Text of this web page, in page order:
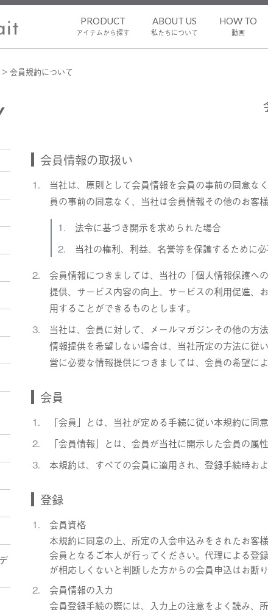
PRODUCT
アイテムから探す
ABOUT US
私たちについて
HOW TO
動画
会員規約について
会員情報の取扱い
当社は、原則として会員情報を会員の事前の同意な
員の事前の同意なく、当社は会員情報その他のお客
法令に基づき開示を求められた場合
当社の権利、利益、名誉等を保護するために
会員情報につきましては、当社の「個人情報保護へ
提供、サービス内容の向上、サービスの利用促進、
用することができるものとします。
当社は、会員に対して、メールマガジンその他の方
情報提供を希望しない場合は、当社所定の方法に従
営に必要な情報提供につきましては、会員の希望に
会員
「会員」とは、当社が定める手続に従い本規約に同
「会員情報」とは、会員が当社に開示した会員の属
本規約は、すべての会員に適用され、登録手続時お
登録
会員資格
本規約に同意の上、所定の入会申込みをされたお客
会員となるご本人が行ってください。代理による登
が相応しくないと判断した方からの会員申込はお断
会員情報の入力
会員登録手続の際には、入力上の注意をよく読み、